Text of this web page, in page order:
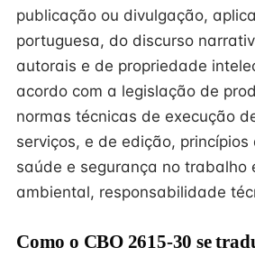
publicação ou divulgação,
portuguesa, do discurso
autorais e de propriedade
acordo com a legislação de
normas técnicas de execução
serviços, e de edição,
saúde e segurança no trabalho
ambiental, responsabilidade
Como o CBO 2615-30 se